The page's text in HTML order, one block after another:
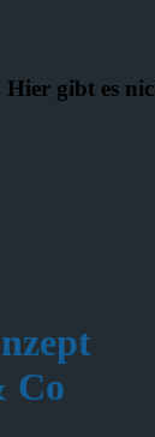
gibt es
Co